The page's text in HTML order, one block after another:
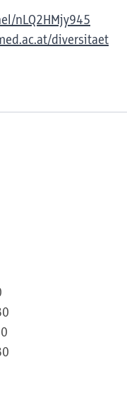
nLQ2HMjy945
diversitaet